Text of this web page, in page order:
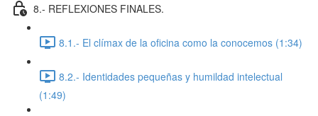
8.- REFLEXIONES FINALES.
8.1.- El clímax de la oficina como la conocemos (1:34)
8.2.- Identidades pequeñas y humildad intelectual
(1:49)